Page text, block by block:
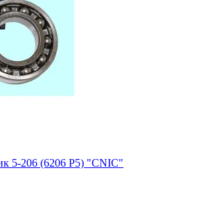
5-206 (6206 P5) "CNIC"